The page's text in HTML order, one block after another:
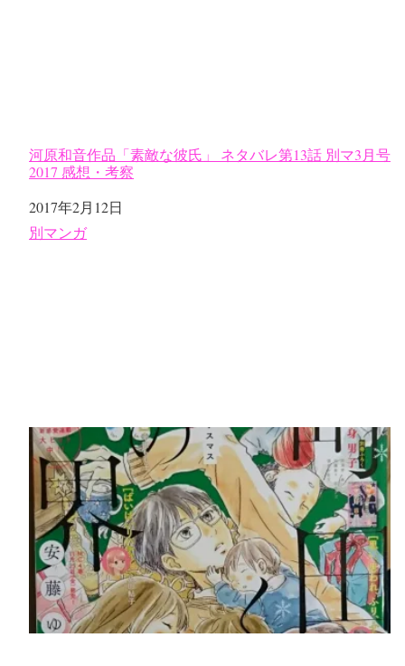
河原和音作品「素敵な彼氏」 ネタバレ第13話 別マ3月号
2017 感想・考察
日付
2017年2月12日
関連理由
別マンガ